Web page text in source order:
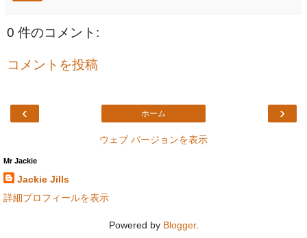
0 件のコメント:
コメントを投稿
‹ ›
ホーム
ウェブ バージョンを表示
Mr Jackie
Jackie Jills
詳細プロフィールを表示
Powered by Blogger.